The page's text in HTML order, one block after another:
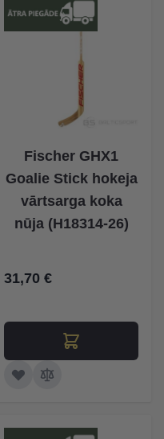
Fischer GHX1
Goalie Stick hokeja
vārtsarga koka
nūja (H18314-26)
31,70 €